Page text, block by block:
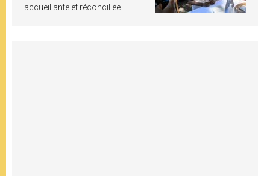
accueillante et réconciliée